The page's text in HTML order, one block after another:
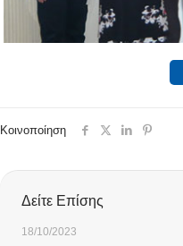
Κοινοποίηση
Δείτε Επίσης
18/10/2023